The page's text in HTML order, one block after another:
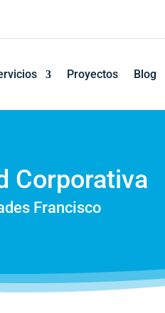
Proyectos Blog
Corporativa
Francisco